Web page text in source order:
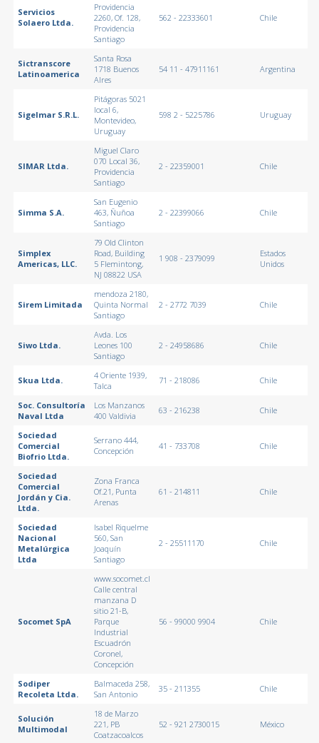
Servicios
Solaero Ltda.
Providencia
2260, Of. 128,
Providencia
Santiago
562 - 22333601 Chile
Sictranscore
Latinoamerica
Santa Rosa
1718 Buenos
AIres
54 11 - 47911161 Argentina
Sigelmar S.R.L.
Pitágoras 5021
local 6,
Montevideo,
Uruguay
598 2 - 5225786 Uruguay
SIMAR Ltda.
Miguel Claro
070 Local 36,
Providencia
Santiago
2 - 22359001 Chile
Simma S.A.
San Eugenio
463, Ñuñoa
Santiago
2 - 22399066 Chile
Simplex
Americas, LLC.
79 Old Clinton
Road, Building
5 Flemintong,
NJ 08822 USA
1 908 - 2379099
Estados
Unidos
Sirem Limitada
mendoza 2180,
Quinta Normal
Santiago
2 - 2772 7039 Chile
Siwo Ltda.
Avda. Los
Leones 100
Santiago
2 - 24958686 Chile
Skua Ltda.
4 Oriente 1939,
Talca
71 - 218086 Chile
Soc. Consultoría
Naval Ltda
Los Manzanos
400 Valdivia
63 - 216238 Chile
Sociedad
Comercial
Biofrio Ltda.
Serrano 444,
Concepción
41 - 733708 Chile
Sociedad
Comercial
Jordán y Cia.
Ltda.
Zona Franca
Of.21, Punta
Arenas
61 - 214811 Chile
Sociedad
Nacional
Metalúrgica
Ltda
Isabel Riquelme
560, San
Joaquín
Santiago
2 - 25511170 Chile
Socomet SpA
www.socomet.cl
Calle central
manzana D
sitio 21-B,
Parque
Industrial
Escuadrón
Coronel,
Concepción
56 - 99000 9904 Chile
Sodiper
Recoleta Ltda.
Balmaceda 258,
San Antonio
35 - 211355 Chile
Solución
Multimodal
18 de Marzo
221, PB
Coatzacoalcos
52 - 921 2730015 México